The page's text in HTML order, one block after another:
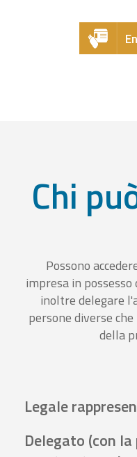
Chi
Possono
impresa in possesso
inoltre delegare
persone diverse
della
Legale
Delegato (con